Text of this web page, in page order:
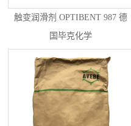
触变润滑剂 OPTIBENT 987 德
国毕克化学